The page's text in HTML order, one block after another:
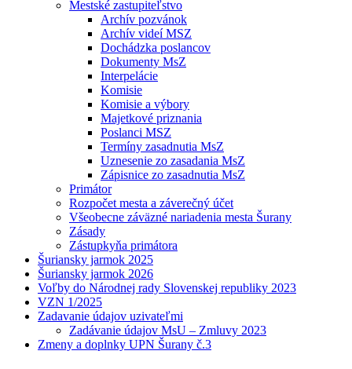
Mestské zastupiteľstvo
Archív pozvánok
Archív videí MSZ
Dochádzka poslancov
Dokumenty MsZ
Interpelácie
Komisie
Komisie a výbory
Majetkové priznania
Poslanci MSZ
Termíny zasadnutia MsZ
Uznesenie zo zasadania MsZ
Zápisnice zo zasadnutia MsZ
Primátor
Rozpočet mesta a záverečný účet
Všeobecne záväzné nariadenia mesta Šurany
Zásady
Zástupkyňa primátora
Šuriansky jarmok 2025
Šuriansky jarmok 2026
Voľby do Národnej rady Slovenskej republiky 2023
VZN 1/2025
Zadavanie údajov uzivateľmi
Zadávanie údajov MsU – Zmluvy 2023
Zmeny a doplnky UPN Šurany č.3